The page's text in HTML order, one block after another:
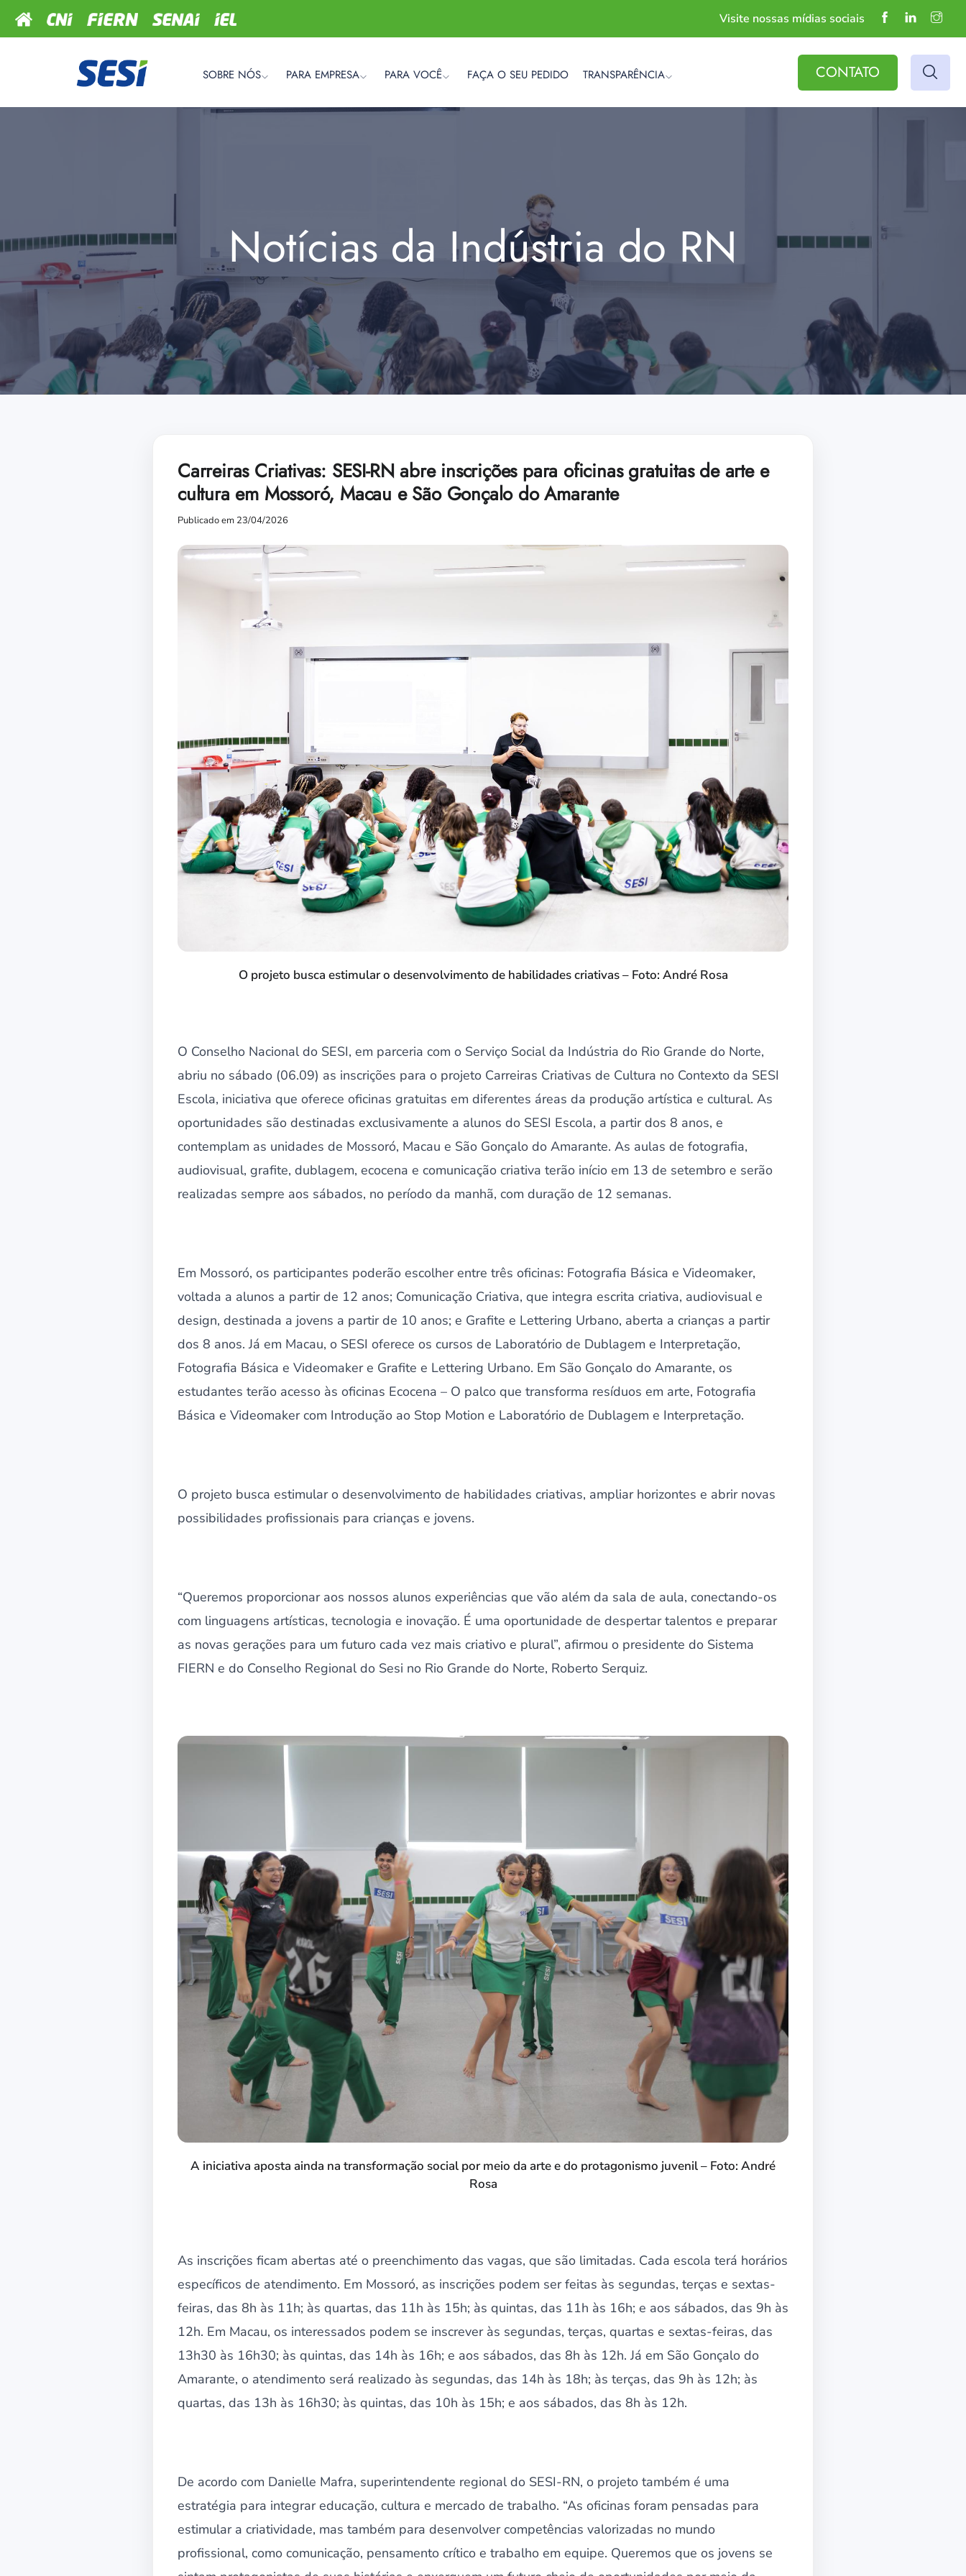
Visite nossas mídias sociais
SOBRE NÓS PARA EMPRESA PARA VOCÊ FAÇA O SEU PEDIDO TRANSPARÊNCIA CONTATO
Notícias da Indústria do RN
Carreiras Criativas: SESI-RN abre inscrições para oficinas gratuitas de arte e
cultura em Mossoró, Macau e São Gonçalo do Amarante
Publicado em 23/04/2026
O projeto busca estimular o desenvolvimento de habilidades criativas – Foto: André Rosa
O Conselho Nacional do SESI, em parceria com o Serviço Social da Indústria do Rio Grande do Norte,
abriu no sábado (06.09) as inscrições para o projeto Carreiras Criativas de Cultura no Contexto da SESI
Escola, iniciativa que oferece oficinas gratuitas em diferentes áreas da produção artística e cultural. As
oportunidades são destinadas exclusivamente a alunos do SESI Escola, a partir dos 8 anos, e
contemplam as unidades de Mossoró, Macau e São Gonçalo do Amarante. As aulas de fotografia,
audiovisual, grafite, dublagem, ecocena e comunicação criativa terão início em 13 de setembro e serão
realizadas sempre aos sábados, no período da manhã, com duração de 12 semanas.
Em Mossoró, os participantes poderão escolher entre três oficinas: Fotografia Básica e Videomaker,
voltada a alunos a partir de 12 anos; Comunicação Criativa, que integra escrita criativa, audiovisual e
design, destinada a jovens a partir de 10 anos; e Grafite e Lettering Urbano, aberta a crianças a partir
dos 8 anos. Já em Macau, o SESI oferece os cursos de Laboratório de Dublagem e Interpretação,
Fotografia Básica e Videomaker e Grafite e Lettering Urbano. Em São Gonçalo do Amarante, os
estudantes terão acesso às oficinas Ecocena – O palco que transforma resíduos em arte, Fotografia
Básica e Videomaker com Introdução ao Stop Motion e Laboratório de Dublagem e Interpretação.
O projeto busca estimular o desenvolvimento de habilidades criativas, ampliar horizontes e abrir novas
possibilidades profissionais para crianças e jovens.
“Queremos proporcionar aos nossos alunos experiências que vão além da sala de aula, conectando-os
com linguagens artísticas, tecnologia e inovação. É uma oportunidade de despertar talentos e preparar
as novas gerações para um futuro cada vez mais criativo e plural”, afirmou o presidente do Sistema
FIERN e do Conselho Regional do Sesi no Rio Grande do Norte, Roberto Serquiz.
A iniciativa aposta ainda na transformação social por meio da arte e do protagonismo juvenil – Foto: André
Rosa
As inscrições ficam abertas até o preenchimento das vagas, que são limitadas. Cada escola terá horários
específicos de atendimento. Em Mossoró, as inscrições podem ser feitas às segundas, terças e sextas-
feiras, das 8h às 11h; às quartas, das 11h às 15h; às quintas, das 11h às 16h; e aos sábados, das 9h às
12h. Em Macau, os interessados podem se inscrever às segundas, terças, quartas e sextas-feiras, das
13h30 às 16h30; às quintas, das 14h às 16h; e aos sábados, das 8h às 12h. Já em São Gonçalo do
Amarante, o atendimento será realizado às segundas, das 14h às 18h; às terças, das 9h às 12h; às
quartas, das 13h às 16h30; às quintas, das 10h às 15h; e aos sábados, das 8h às 12h.
De acordo com Danielle Mafra, superintendente regional do SESI-RN, o projeto também é uma
estratégia para integrar educação, cultura e mercado de trabalho. “As oficinas foram pensadas para
estimular a criatividade, mas também para desenvolver competências valorizadas no mundo
profissional, como comunicação, pensamento crítico e trabalho em equipe. Queremos que os jovens se